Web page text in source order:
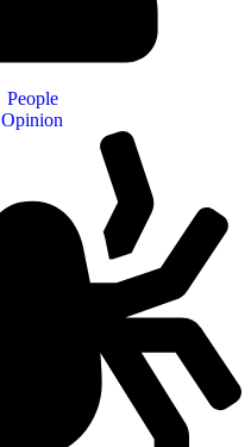
People
Opinion